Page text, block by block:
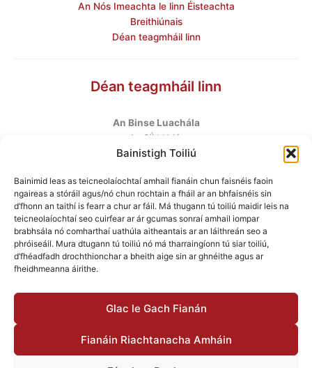
Bainistigh Toiliú
Bainimid leas as teicneolaíochtaí amhail fianáin chun faisnéis faoin
ngaireas a stóráil agus/nó chun rochtain a fháil ar an bhfaisnéis sin
d’fhonn an taithí is fearr a chur ar fáil. Má thugann tú toiliú maidir leis na
teicneolaíochtaí seo cuirfear ar ár gcumas sonraí amhail iompar
brabhsála nó comharthaí uathúla aitheantais ar an láithreán seo a
phróiseáil. Mura dtugann tú toiliú nó má tharraingíonn tú siar toiliú,
d’fhéadfadh drochthionchar a bheith aige sin ar ghnéithe agus ar
fheidhmeanna áirithe.
Glac le Gach Fianán
Fianáin Riachtanacha Amháin
An Nós Imeachta le linn Éisteachta
Breithiúnais
Déan teagmháil linn
Déan teagmháil linn
An Binse Luachála
An 6úhUrlár
Halla Mhargadh na Feirme
Baile Átha Cliath 7
D07 AEF4
Teileafón: +353 1 6760130
Ríomhphost:info@valuationtribunal.ie
© 2026 An Binse Luachála |Inrochtaineacht